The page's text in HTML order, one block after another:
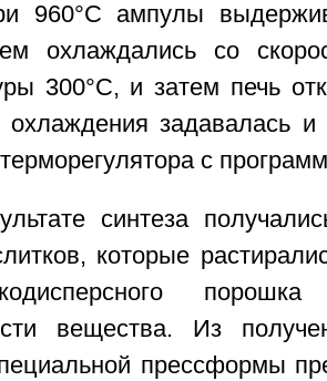
960°C ампулы
охлаждались со
300°C, и затем печь
охлаждения задавалась и
с
синтеза
которые
вещества. Из
прессформы